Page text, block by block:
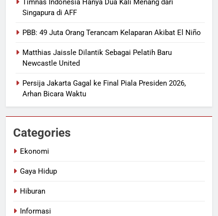
Timnas Indonesia Hanya Dua Kali Menang dari
Singapura di AFF
PBB: 49 Juta Orang Terancam Kelaparan Akibat El Niño
Matthias Jaissle Dilantik Sebagai Pelatih Baru
Newcastle United
Persija Jakarta Gagal ke Final Piala Presiden 2026,
Arhan Bicara Waktu
Categories
Ekonomi
Gaya Hidup
Hiburan
Informasi